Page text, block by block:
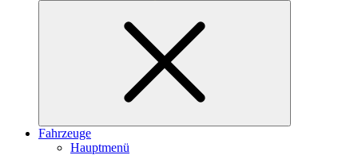
Fahrzeuge
Hauptmenü